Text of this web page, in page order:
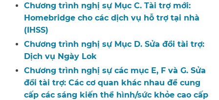
Chương trình nghị sự Mục C. Tài trợ mới:
Homebridge cho các dịch vụ hỗ trợ tại nhà
(IHSS)​​
Chương trình nghị sự Mục D. Sửa đổi tài trợ:
Dịch vụ Ngày Lok​​
Chương trình nghị sự các mục E, F và G. Sửa
đổi tài trợ: Các cơ quan khác nhau để cung
cấp các sáng kiến thể hình/sức khỏe cao cấp​​